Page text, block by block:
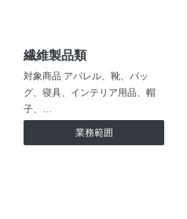
繊維製品類
対象商品 アパレル、靴、バッ
グ、寝具、インテリア用品、帽
子、…
業務範囲